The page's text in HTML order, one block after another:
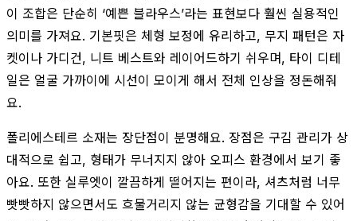
이 조합은 단순히 ‘예쁜 블라우스’라는 표현보다 훨씬 실용적인
의미를 가져요. 기본핏은 체형 보정에 유리하고, 무지 패턴은 자
켓이나 가디건, 니트 베스트와 레이어드하기 쉬우며, 타이 디테
일은 얼굴 가까이에 시선이 모이게 해서 전체 인상을 정돈해줘
요.
폴리에스테르 소재는 장단점이 분명해요. 장점은 구김 관리가 상
대적으로 쉽고, 형태가 무너지지 않아 오피스 환경에서 보기 좋
아요. 또한 실루엣이 깔끔하게 떨어지는 편이라, 셔츠처럼 너무
빳빳하지 않으면서도 흐물거리지 않는 균형감을 기대할 수 있어